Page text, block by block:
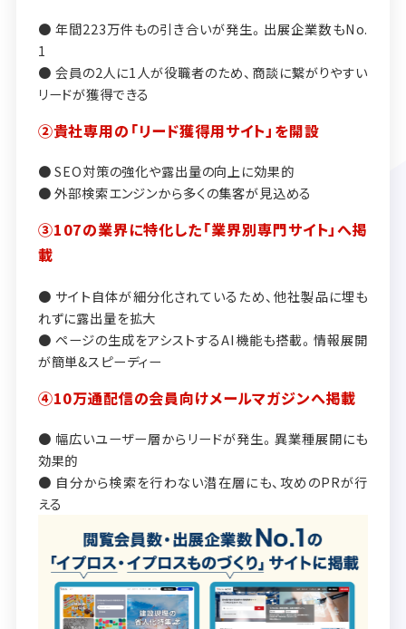
● 年間223万件もの引き合いが発生。出展企業数もNo.
1
● 会員の2人に1人が役職者のため、商談に繋がりやすい
リードが獲得できる
②貴社専用の「リード獲得用サイト」を開設
● SEO対策の強化や露出量の向上に効果的
● 外部検索エンジンから多くの集客が見込める
③107の業界に特化した「業界別専門サイト」へ掲
載
● サイト自体が細分化されているため、他社製品に埋も
れずに露出量を拡大
● ページの生成をアシストするAI機能も搭載。情報展開
が簡単&スピーディー
④10万通配信の会員向けメールマガジンへ掲載
● 幅広いユーザー層からリードが発生。異業種展開にも
効果的
● 自分から検索を行わない潜在層にも、攻めのPRが行
える